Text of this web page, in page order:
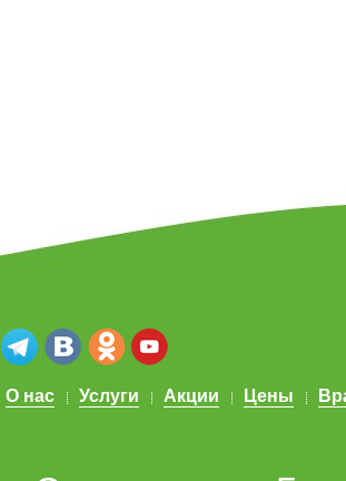
О нас Услуги Акции Цены